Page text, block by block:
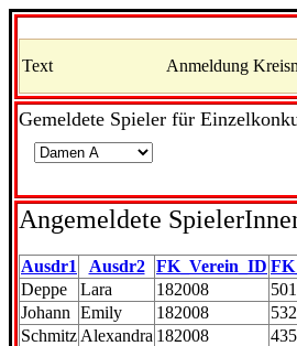
Text Anmeldung
Gemeldete Spieler für
Angemeldete
Ausdr1 Ausdr2 FK_Verein_ID
Deppe
Lara 182008 501
Johann Emily 182008 532
Schmitz Alexandra 182008 435